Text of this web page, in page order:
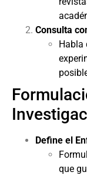
Consulta
Habla
Define el
que